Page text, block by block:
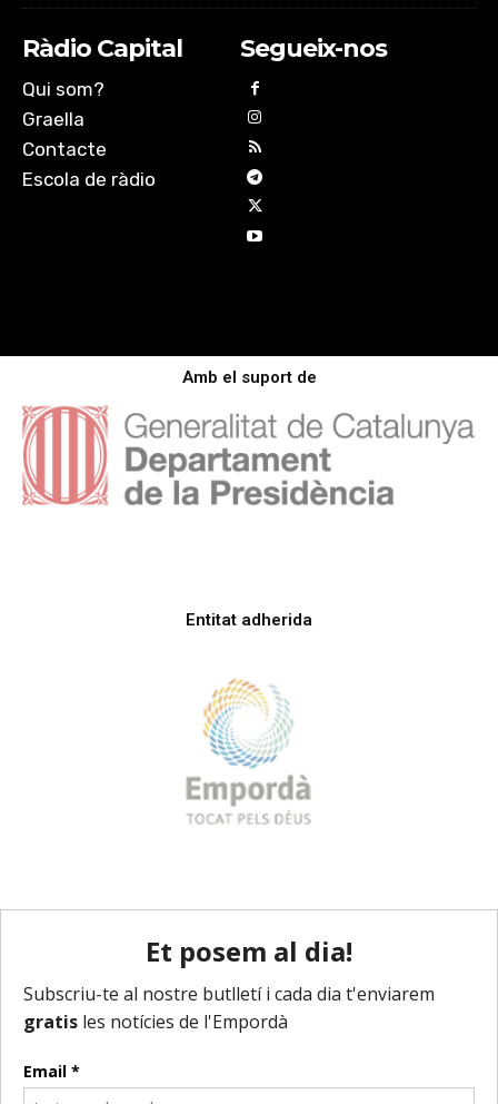
Ràdio Capital
Qui som?
Graella
Contacte
Escola de ràdio
Segueix-nos
Amb el suport de
Entitat adherida